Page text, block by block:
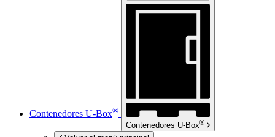
Contenedores U-Box®
Contenedores U-Box®